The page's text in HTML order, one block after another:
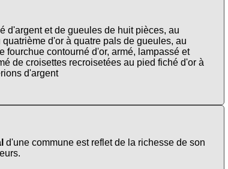
d'argent et de gueules de huit pièces, au
d'or à quatre pals de gueules, au
contourné d'or, armé, lampassé et
de croisettes recroisetées au pied fiché d'or à
d'argent
d'une commune est reflet de la richesse de son